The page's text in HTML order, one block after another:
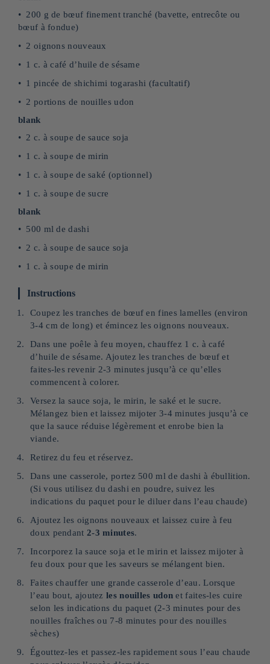
200 g de bœuf finement tranché (bavette, entrecôte ou
bœuf à fondue)
2 oignons nouveaux
1 c. à café d’huile de sésame
1 pincée de shichimi togarashi (facultatif)
2 portions de nouilles udon
blank
2 c. à soupe de sauce soja
1 c. à soupe de mirin
1 c. à soupe de saké (optionnel)
1 c. à soupe de sucre
blank
500 ml de dashi
2 c. à soupe de sauce soja
1 c. à soupe de mirin
Instructions
Coupez les tranches de bœuf en fines lamelles (environ
3-4 cm de long) et émincez les oignons nouveaux.
Dans une poêle à feu moyen, chauffez 1 c. à café
d’huile de sésame. Ajoutez les tranches de bœuf et
faites-les revenir 2-3 minutes jusqu’à ce qu’elles
commencent à colorer.
Versez la sauce soja, le mirin, le saké et le sucre.
Mélangez bien et laissez mijoter 3-4 minutes jusqu’à ce
que la sauce réduise légèrement et enrobe bien la
viande.
Retirez du feu et réservez.
Dans une casserole, portez 500 ml de dashi à ébullition.
(Si vous utilisez du dashi en poudre, suivez les
indications du paquet pour le diluer dans l’eau chaude)
Ajoutez les oignons nouveaux et laissez cuire à feu
doux pendant 2-3 minutes.
Incorporez la sauce soja et le mirin et laissez mijoter à
feu doux pour que les saveurs se mélangent bien.
Faites chauffer une grande casserole d’eau. Lorsque
l’eau bout, ajoutezles nouilles udon et faites-les cuire
selon les indications du paquet (2-3 minutes pour des
nouilles fraîches ou 7-8 minutes pour des nouilles
sèches)
Égouttez-les et passez-les rapidement sous l’eau chaude